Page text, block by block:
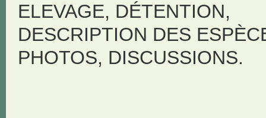
ELEVAGE, DÉTENTION,
DESCRIPTION DES
PHOTOS, DISCUSSIONS.